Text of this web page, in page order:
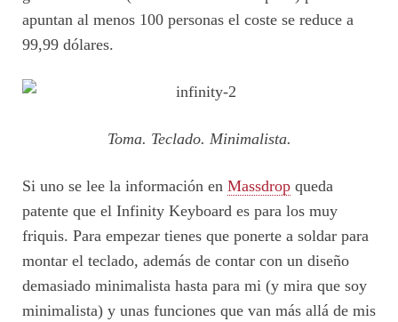
apuntan al menos 100 personas el coste se reduce a
99,99 dólares.
Toma. Teclado. Minimalista.
Si uno se lee la información en Massdrop queda
patente que el Infinity Keyboard es para los muy
friquis. Para empezar tienes que ponerte a soldar para
montar el teclado, además de contar con un diseño
demasiado minimalista hasta para mi (y mira que soy
minimalista) y unas funciones que van más allá de mis